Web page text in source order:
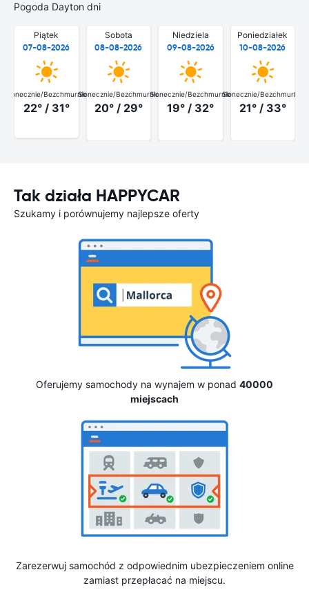
Pogoda Dayton dni
Piątek
07-08-2026
Słonecznie/Bezchmurnie
22° / 31°
Sobota
08-08-2026
Słonecznie/Bezchmurnie
20° / 29°
Niedziela
09-08-2026
Słonecznie/Bezchmurnie
19° / 32°
Poniedziałek
10-08-2026
Słonecznie/Bezchmurnie
21° / 33°
Tak działa HAPPYCAR
Szukamy i porównujemy najlepsze oferty
Oferujemy samochody na wynajem w ponad 40000
miejscach
Zarezerwuj samochód z odpowiednim ubezpieczeniem online
zamiast przepłacać na miejscu.